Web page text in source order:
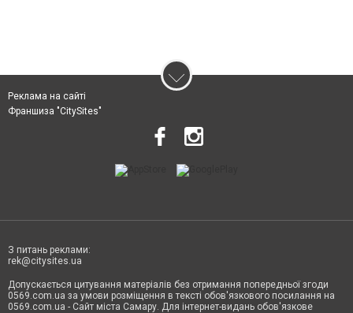
Реклама на сайті
Франшиза "CitySites"
З питань реклами:
rek@citysites.ua
Допускається цитування матеріалів без отримання попередньої згоди
0569.com.ua за умови розміщення в тексті обов'язкового посилання на
0569.com.ua - Сайт міста Самару. Для інтернет-видань обов'язкове